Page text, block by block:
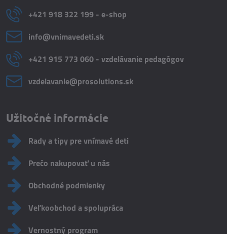
+421 918 322 199 - e-shop
info​@vnimavedeti​.sk
+421 915 773 060 - vzdelávanie pedagógov
vzdelavanie​@prosolutions​.sk
Užitočné informácie
Rady a tipy pre vnímavé deti
Prečo nakupovať u nás
Obchodné podmienky
Veľkoobchod a spolupráca
Vernostný program